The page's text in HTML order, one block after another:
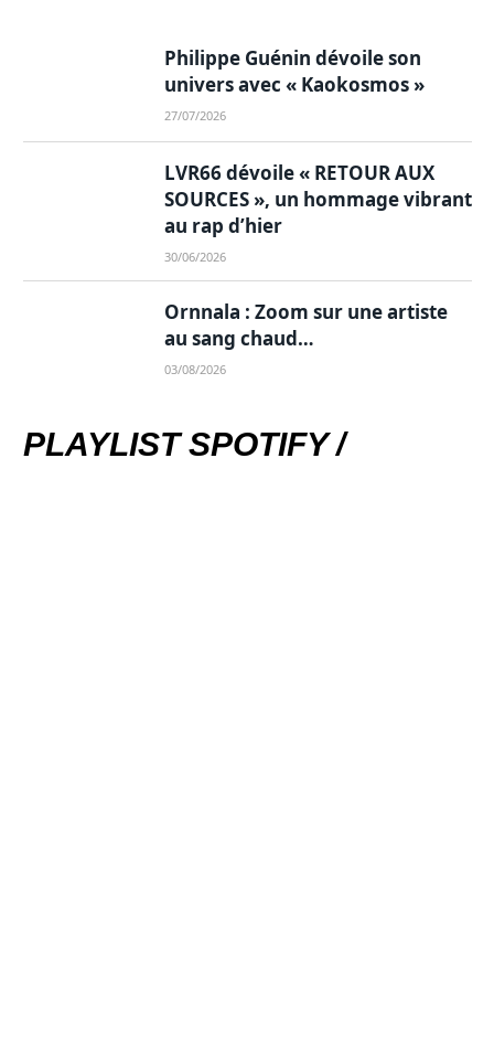
Philippe Guénin dévoile son
univers avec « Kaokosmos »
27/07/2026
LVR66 dévoile « RETOUR AUX
SOURCES », un hommage vibrant
au rap d’hier
30/06/2026
Ornnala : Zoom sur une artiste
au sang chaud…
03/08/2026
PLAYLIST SPOTIFY /